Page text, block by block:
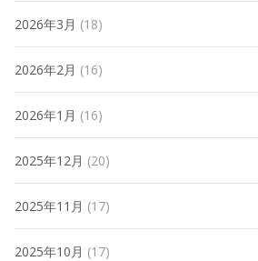
2026年3月 (18)
2026年2月 (16)
2026年1月 (16)
2025年12月 (20)
2025年11月 (17)
2025年10月 (17)